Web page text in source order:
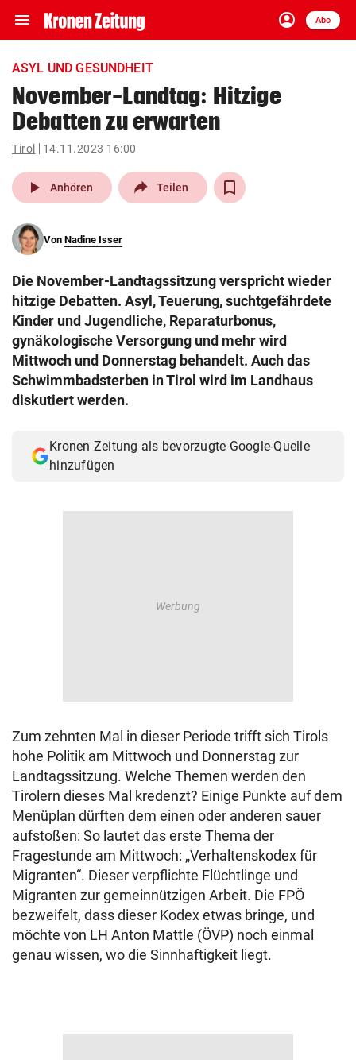
menu Navigation
ein-/ausklappen
account_circle
Anmelden
Abo
close Schließen
account_circle Anmelden
pin_drop
Wien arrow_right
search
eingeben
© Krone Multimedia GmbH & Co KG 2026
Muthgasse 2, 1190 Wien
ASYL UND GESUNDHEIT
November-Landtag: Hitzige
Debatten zu erwarten
Tirol 14.11.2023 16:00
play_arrow Anhören Teilen
Von Nadine Isser
Die November-Landtagssitzung verspricht wieder
hitzige Debatten. Asyl, Teuerung, suchtgefährdete
Kinder und Jugendliche, Reparaturbonus,
gynäkologische Versorgung und mehr wird
Mittwoch und Donnerstag behandelt. Auch das
Schwimmbadsterben in Tirol wird im Landhaus
diskutiert werden.
Kronen Zeitung als bevorzugte Google-Quelle
hinzufügen
Zum zehnten Mal in dieser Periode trifft sich Tirols
hohe Politik am Mittwoch und Donnerstag zur
Landtagssitzung. Welche Themen werden den
Tirolern dieses Mal kredenzt? Einige Punkte auf dem
Menüplan dürften dem einen oder anderen sauer
aufstoßen: So lautet das erste Thema der
Fragestunde am Mittwoch: „Verhaltenskodex für
Migranten“. Dieser verpflichte Flüchtlinge und
Migranten zur gemeinnützigen Arbeit. Die FPÖ
bezweifelt, dass dieser Kodex etwas bringe, und
möchte von LH Anton Mattle (ÖVP) noch einmal
genau wissen, wo die Sinnhaftigkeit liegt.